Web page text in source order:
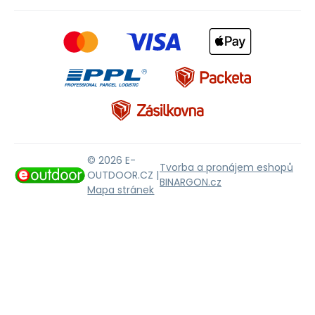
© 2026 E-
OUTDOOR.CZ |
Mapa stránek
Tvorba a pronájem eshopů
BINARGON.cz